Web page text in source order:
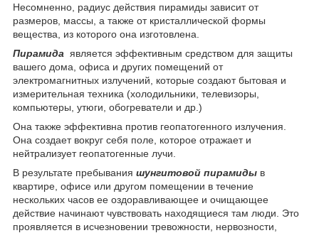
Несомненно, радиус действия пирамиды зависит от
размеров, массы, а также от кристаллической формы
вещества, из которого она изготовлена.
Пирамида является эффективным средством для защиты
вашего дома, офиса и других помещений от
электромагнитных излучений, которые создают бытовая и
измерительная техника (холодильники, телевизоры,
компьютеры, утюги, обогреватели и др.)
Она также эффективна против геопатогенного излучения.
Она создает вокруг себя поле, которое отражает и
нейтрализует геопатогенные лучи.
В результате пребывания шунгитовой пирамиды в
квартире, офисе или другом помещении в течение
нескольких часов ее оздоравливающее и очищающее
действие начинают чувствовать находящиеся там люди. Это
проявляется в исчезновении тревожности, нервозности,